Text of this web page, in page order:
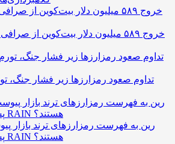
خروج ۵۸۹ میلیون دلار بیت‌کوین از
تداوم صعود رمزارزها زیر فشار جنگ،
رین به فهرست رمزارزهای ترند بازار
پشت صعود قیمت RAIN هستند؟